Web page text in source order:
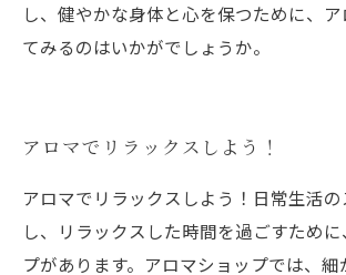
し、健やかな身体と心を保つために、
てみるのはいかがでしょうか。
アロマでリラックスしよう！
アロマでリラックスしよう！日常生活
し、リラックスした時間を過ごすため
プがあります。アロマショップでは、細